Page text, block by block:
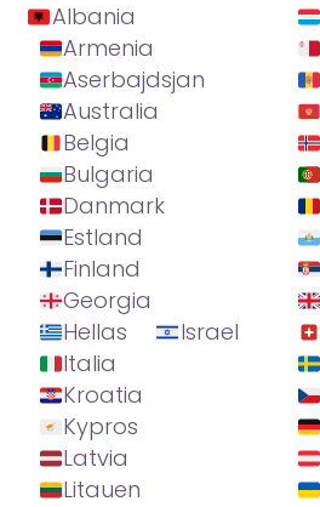
Albania
Armenia
Aserbajdsjan
Australia
Belgia
Bulgaria
Danmark
Estland
Finland
Georgia
Hellas
Israel
Italia
Kroatia
Kypros
Latvia
Litauen